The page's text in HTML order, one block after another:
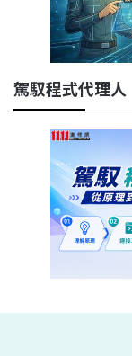
駕馭程式代理人